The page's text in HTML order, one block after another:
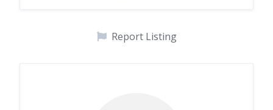
Report Listing